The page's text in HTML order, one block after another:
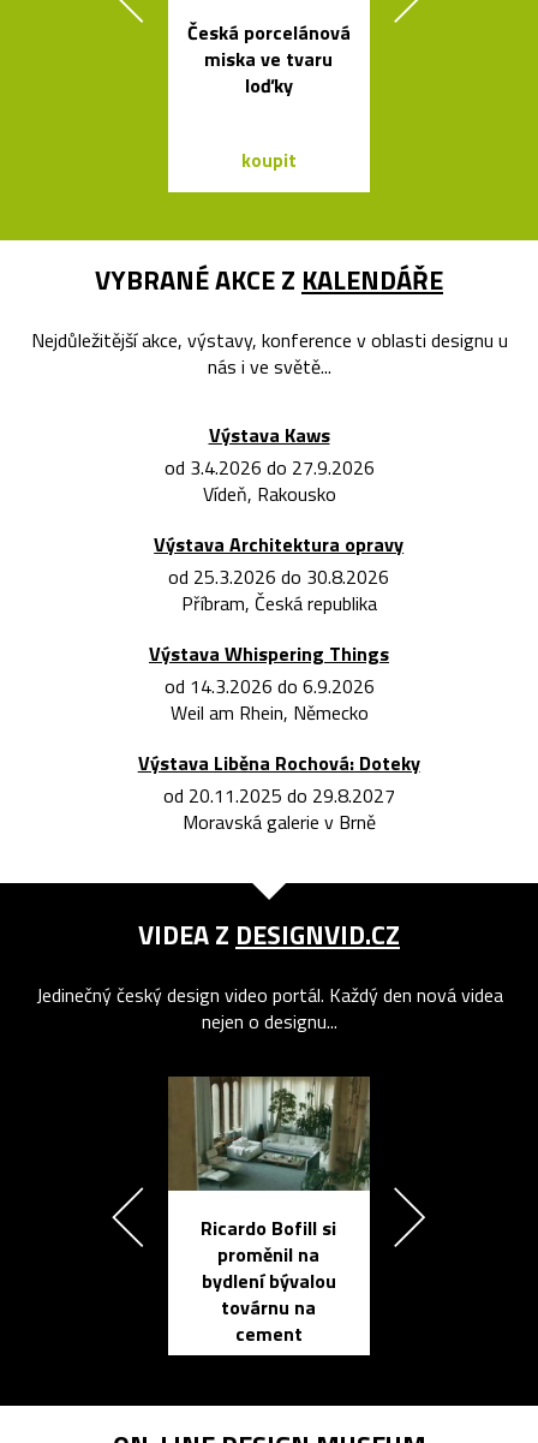
Česká porcelánová
miska ve tvaru
loďky
koupit
VYBRANÉ AKCE Z KALENDÁŘE
Nejdůležitější akce, výstavy, konference v oblasti designu u
nás i ve světě...
Výstava Kaws
od 3.4.2026 do 27.9.2026
Vídeň, Rakousko
Výstava Architektura opravy
od 25.3.2026 do 30.8.2026
Příbram, Česká republika
Výstava Whispering Things
od 14.3.2026 do 6.9.2026
Weil am Rhein, Německo
Výstava Liběna Rochová: Doteky
od 20.11.2025 do 29.8.2027
Moravská galerie v Brně
VIDEA Z DESIGNVID.CZ
Jedinečný český design video portál. Každý den nová videa
nejen o designu...
Ricardo Bofill si
proměnil na
bydlení bývalou
továrnu na
cement